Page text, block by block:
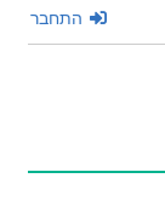
התחבר